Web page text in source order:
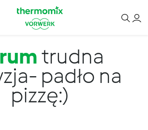
trudna
padło na
pizzę:)